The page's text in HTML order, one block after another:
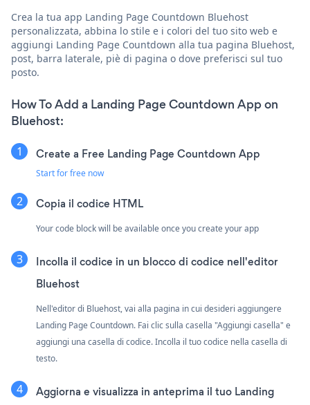
Crea la tua app Landing Page Countdown Bluehost
personalizzata, abbina lo stile e i colori del tuo sito web e
aggiungi Landing Page Countdown alla tua pagina Bluehost,
post, barra laterale, piè di pagina o dove preferisci sul tuo
posto.
How To Add a Landing Page Countdown App on
Bluehost:
Create a Free Landing Page Countdown App
Start for free now
Copia il codice HTML
Your code block will be available once you create your app
Incolla il codice in un blocco di codice nell'editor
Bluehost
Nell'editor di Bluehost, vai alla pagina in cui desideri aggiungere
Landing Page Countdown. Fai clic sulla casella "Aggiungi casella" e
aggiungi una casella di codice. Incolla il tuo codice nella casella di
testo.
Aggiorna e visualizza in anteprima il tuo Landing